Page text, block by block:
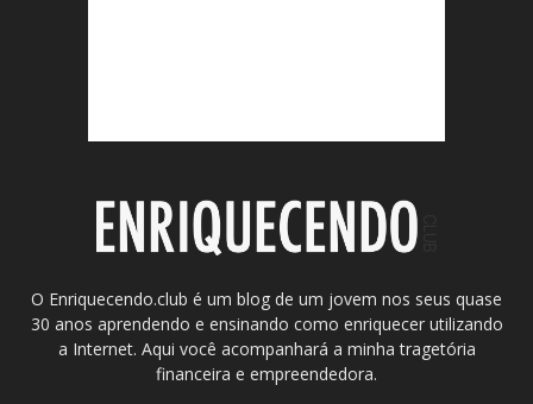
O Enriquecendo.club é um blog de um jovem nos seus quase
30 anos aprendendo e ensinando como enriquecer utilizando
a Internet. Aqui você acompanhará a minha tragetória
financeira e empreendedora.